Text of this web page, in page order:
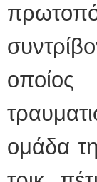
οποίος
ομάδα